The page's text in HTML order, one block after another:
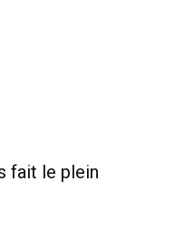
fait le plein